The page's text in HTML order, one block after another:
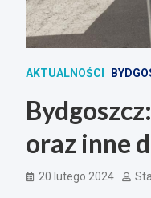
AKTUALNOŚCI
oraz inne
20 lutego 2024